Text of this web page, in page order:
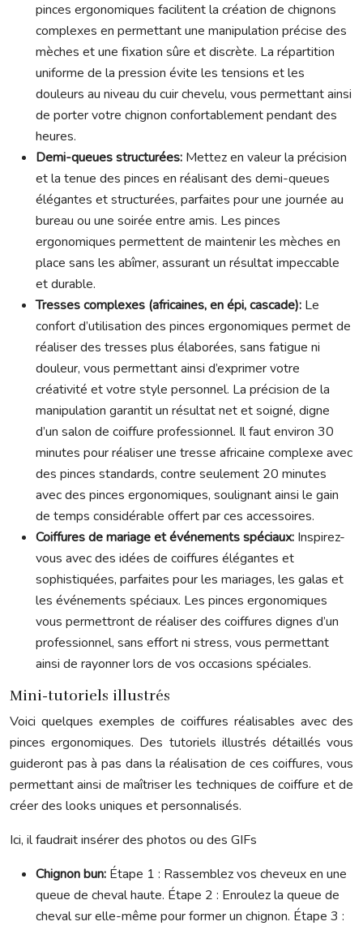
pinces ergonomiques facilitent la création de chignons
complexes en permettant une manipulation précise des
mèches et une fixation sûre et discrète. La répartition
uniforme de la pression évite les tensions et les
douleurs au niveau du cuir chevelu, vous permettant ainsi
de porter votre chignon confortablement pendant des
heures.
Demi-queues structurées: Mettez en valeur la précision
et la tenue des pinces en réalisant des demi-queues
élégantes et structurées, parfaites pour une journée au
bureau ou une soirée entre amis. Les pinces
ergonomiques permettent de maintenir les mèches en
place sans les abîmer, assurant un résultat impeccable
et durable.
Tresses complexes (africaines, en épi, cascade): Le
confort d’utilisation des pinces ergonomiques permet de
réaliser des tresses plus élaborées, sans fatigue ni
douleur, vous permettant ainsi d’exprimer votre
créativité et votre style personnel. La précision de la
manipulation garantit un résultat net et soigné, digne
d’un salon de coiffure professionnel. Il faut environ 30
minutes pour réaliser une tresse africaine complexe avec
des pinces standards, contre seulement 20 minutes
avec des pinces ergonomiques, soulignant ainsi le gain
de temps considérable offert par ces accessoires.
Coiffures de mariage et événements spéciaux: Inspirez-
vous avec des idées de coiffures élégantes et
sophistiquées, parfaites pour les mariages, les galas et
les événements spéciaux. Les pinces ergonomiques
vous permettront de réaliser des coiffures dignes d’un
professionnel, sans effort ni stress, vous permettant
ainsi de rayonner lors de vos occasions spéciales.
Mini-tutoriels illustrés
Voici quelques exemples de coiffures réalisables avec des
pinces ergonomiques. Des tutoriels illustrés détaillés vous
guideront pas à pas dans la réalisation de ces coiffures, vous
permettant ainsi de maîtriser les techniques de coiffure et de
créer des looks uniques et personnalisés.
Ici, il faudrait insérer des photos ou des GIFs
Chignon bun: Étape 1 : Rassemblez vos cheveux en une
queue de cheval haute. Étape 2 : Enroulez la queue de
cheval sur elle-même pour former un chignon. Étape 3 :